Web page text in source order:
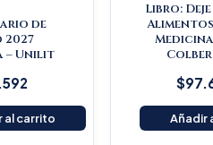
de
2027
– Unilit
al carrito
Libro:
Alimentos
$
Añadir